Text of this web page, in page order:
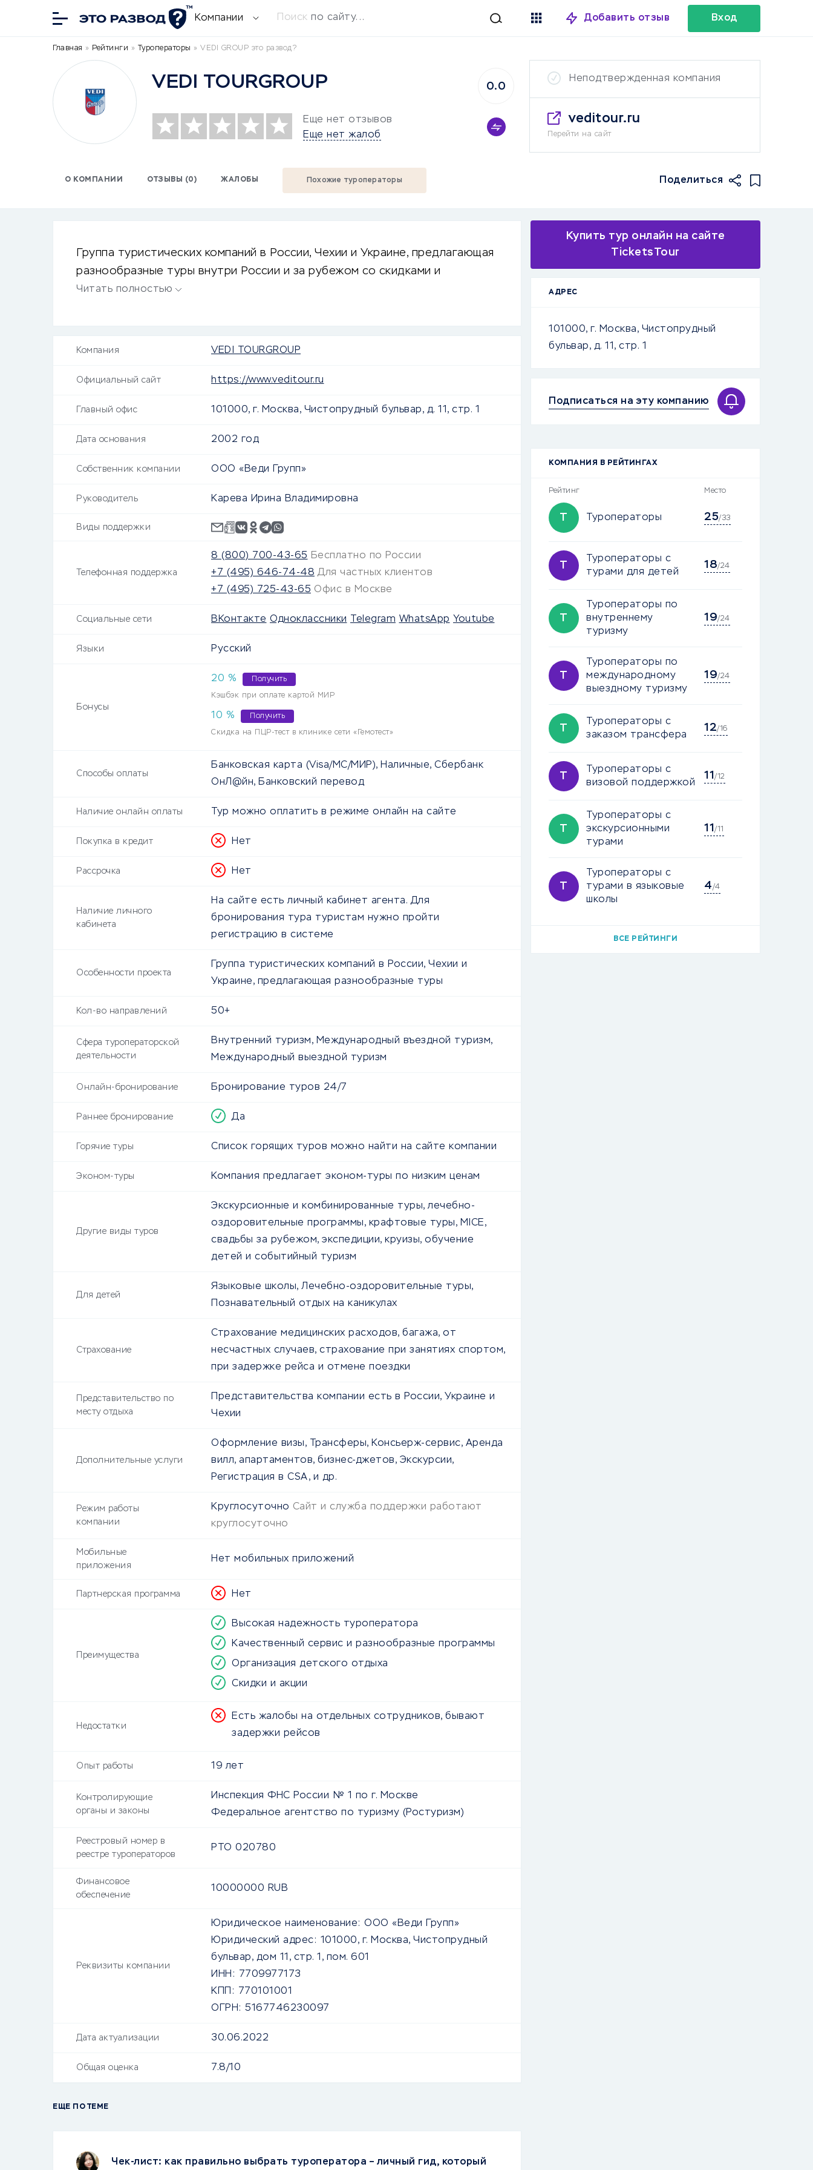
Компании Поиск по сайту... Добавить отзыв Вход
Главная » Рейтинги » Туроператоры » VEDI GROUP это развод?
VEDI TOURGROUP
Еще нет отзывов
Еще нет жалоб
0.0
Неподтвержденная компания
veditour.ru
Перейти на сайт
О КОМПАНИИ ОТЗЫВЫ (0) ЖАЛОБЫ Похожие туроператоры Поделиться
Группа туристических компаний в России, Чехии и Украине, предлагающая
разнообразные туры внутри России и за рубежом со скидками и
специальными предложениями.
Читать полностью
Компания VEDI TOURGROUP
Официальный сайт https://www.veditour.ru
Главный офис 101000, г. Москва, Чистопрудный бульвар, д. 11, стр. 1
Дата основания 2002 год
Собственник компании OOO «Веди Групп»
Руководитель Карева Ирина Владимировна
Виды поддержки
Телефонная поддержка
8 (800) 700-43-65 Бесплатно по России
+7 (495) 646-74-48 Для частных клиентов
+7 (495) 725-43-65 Офис в Москве
Социальные сети ВКонтакте Одноклассники Telegram WhatsApp Youtube
Языки Русский
Бонусы
20 % Получить
Кэшбэк при оплате картой МИР
10 % Получить
Скидка на ПЦР-тест в клинике сети «Гемотест»
Способы оплаты
Банковская карта (Visa/MC/МИР), Наличные, Сбербанк
ОнЛ@йн, Банковский перевод
Наличие онлайн оплаты Тур можно оплатить в режиме онлайн на сайте
Покупка в кредит Нет
Рассрочка Нет
Наличие личного
кабинета
На сайте есть личный кабинет агента. Для
бронирования тура туристам нужно пройти
регистрацию в системе
Особенности проекта
Группа туристических компаний в России, Чехии и
Украине, предлагающая разнообразные туры
Кол-во направлений 50+
Сфера туроператорской
деятельности
Внутренний туризм, Международный въездной туризм,
Международный выездной туризм
Онлайн-бронирование Бронирование туров 24/7
Раннее бронирование Да
Горячие туры Список горящих туров можно найти на сайте компании
Эконом-туры Компания предлагает эконом-туры по низким ценам
Другие виды туров
Экскурсионные и комбинированные туры, лечебно-
оздоровительные программы, крафтовые туры, MICE,
свадьбы за рубежом, экспедиции, круизы, обучение
детей и событийный туризм
Для детей
Языковые школы, Лечебно-оздоровительные туры,
Познавательный отдых на каникулах
Страхование
Страхование медицинских расходов, багажа, от
несчастных случаев, страхование при занятиях спортом,
при задержке рейса и отмене поездки
Представительство по
месту отдыха
Представительства компании есть в России, Украине и
Чехии
Дополнительные услуги
Оформление визы, Трансферы, Консьерж-сервис, Аренда
вилл, апартаментов, бизнес-джетов, Экскурсии,
Регистрация в CSA, и др.
Режим работы
компании
Круглосуточно Сайт и служба поддержки работают
круглосуточно
Мобильные
приложения
Нет мобильных приложений
Партнерская программа Нет
Преимущества
Высокая надежность туроператора
Качественный сервис и разнообразные программы
Организация детского отдыха
Скидки и акции
Недостатки
Есть жалобы на отдельных сотрудников, бывают
задержки рейсов
Опыт работы 19 лет
Контролирующие
органы и законы
Инспекция ФНС России № 1 по г. Москве
Федеральное агентство по туризму (Ростуризм)
Реестровый номер в
реестре туроператоров
РТО 020780
Финансовое
обеспечение
10000000 RUB
Реквизиты компании
Юридическое наименование: ООО «Веди Групп»
Юридический адрес: 101000, г. Москва, Чистопрудный
бульвар, дом 11, стр. 1, пом. 601
ИНН:
7709977173
КПП:
770101001
ОГРН: 5167746230097
Дата актуализации 30.06.2022
Общая оценка 7.8/10
ЕЩЕ ПО ТЕМЕ
Чек-лист: как правильно выбрать туроператора – личный гид, который
Купить тур онлайн на сайте
TicketsTour
АДРЕС
101000, г. Москва, Чистопрудный
бульвар, д. 11, стр. 1
Подписаться на эту компанию
КОМПАНИЯ В РЕЙТИНГАХ
Рейтинг Место
Т Туроператоры 25/33
Т
Туроператоры с
турами для детей
18/24
Т
Туроператоры по
внутреннему
туризму
19/24
Т
Туроператоры по
международному
выездному туризму
19/24
Т
Туроператоры с
заказом трансфера
12/16
Т
Туроператоры с
визовой поддержкой
11 /12
Т
Туроператоры с
экскурсионными
турами
11 /11
Т
Туроператоры с
турами в языковые
школы
4/4
ВСЕ РЕЙТИНГИ